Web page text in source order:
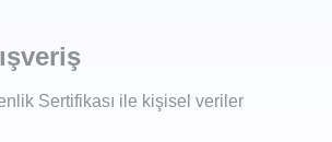
Sertifikası ile kişisel veriler